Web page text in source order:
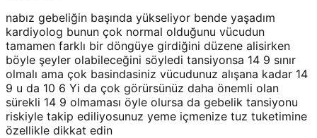
nabız gebeliğin başında yükseliyor bende yaşadım
kardiyolog bunun çok normal olduğunu vücudun
tamamen farklı bir döngüye girdiğini düzene alisirken
böyle şeyler olabileceğini söyledi tansiyonsa 14 9 sınır
olmalı ama çok basindasiniz vücudunuz alışana kadar 14
9 u da 10 6 Yi da çok görürsünüz daha önemli olan
sürekli 14 9 olmaması öyle olursa da gebelik tansiyonu
riskiyle takip ediliyosunuz yeme içmenize tuz tuketimine
özellikle dikkat edin